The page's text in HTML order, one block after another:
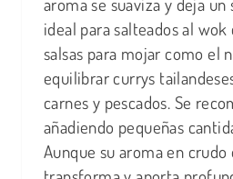
ideal para salteados al
salsas para mojar como el
equilibrar currys
carnes y pescados. Se
añadiendo pequeñas
Aunque su aroma en